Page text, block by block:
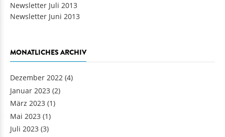
Newsletter Juli 2013
Newsletter Juni 2013
MONATLICHES ARCHIV
Dezember 2022 (4)
Januar 2023 (2)
März 2023 (1)
Mai 2023 (1)
Juli 2023 (3)